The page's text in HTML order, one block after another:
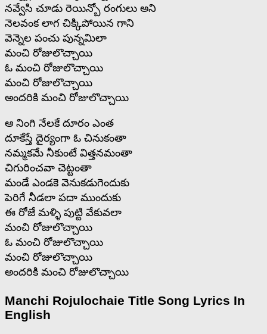
నవ్వేసి చూడు రెయిన్బో రంగులు అని
నెలవంక లాగ చిక్కిపోయిన గాని
వెన్నెల పంచు పున్నమిలా
మంచి రోజులొచ్చాయి
ఓ మంచి రోజులొచ్చాయి
మంచి రోజులొచ్చాయి
అందరికి మంచి రోజులొచ్చాయి
ఆ నింగి నేలకే దూరం ఎంత
దూకేస్తే దైర్యంగా ఓ చినుకంతా
నమ్మకమే నీకుంటే విత్తనమంతా
చిగురించవా చెట్టంతా
మండే ఎండకె వెనుకడుగెందుకు
పెరిగే నీడలా పదా ముందుకు
ఈ రోజే మళ్ళి పుట్టి వేకువలా
మంచి రోజులొచ్చాయి
ఓ మంచి రోజులొచ్చాయి
మంచి రోజులొచ్చాయి
అందరికి మంచి రోజులొచ్చాయి
Manchi Rojulochaie Title Song Lyrics In
English